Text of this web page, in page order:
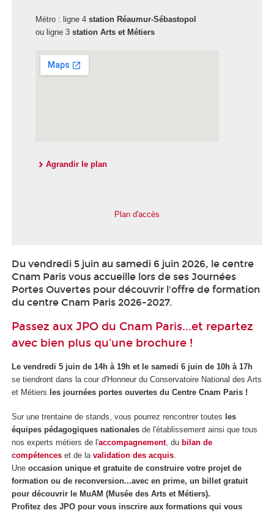
Métro : ligne 4 station Réaumur-Sébastopol
ou ligne 3 station Arts et Métiers
Agrandir le plan
Plan d'accès
Du vendredi 5 juin au samedi 6 juin 2026, le centre
Cnam Paris vous accueille lors de ses Journées
Portes Ouvertes pour découvrir l'offre de formation
du centre Cnam Paris 2026-2027.
Passez aux JPO du Cnam Paris...et repartez
avec bien plus qu'une brochure !
Le vendredi 5 juin de 14h à 19h et le samedi 6 juin de 10h à 17h
se tiendront dans la cour d'Honneur du Conservatoire National des Arts
et Métiers les journées portes ouvertes du Centre Cnam Paris !
Sur une trentaine de stands, vous pourrez rencontrer toutes les
équipes pédagogiques nationales de l'établissement ainsi que tous
nos experts métiers de l'accompagnement, du bilan de
compétences et de la validation des acquis.
Une occasion unique et gratuite de construire votre projet de
formation ou de reconversion...avec en prime, un billet gratuit
pour découvrir le MuAM (Musée des Arts et Métiers).
Profitez des JPO pour vous inscrire aux formations qui vous